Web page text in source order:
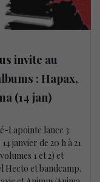
invite au
: Hapax,
(14 jan)
Lapointe lance 3
janvier de 20 h à 21
1 et 2) et
Hecto et bandcamp.